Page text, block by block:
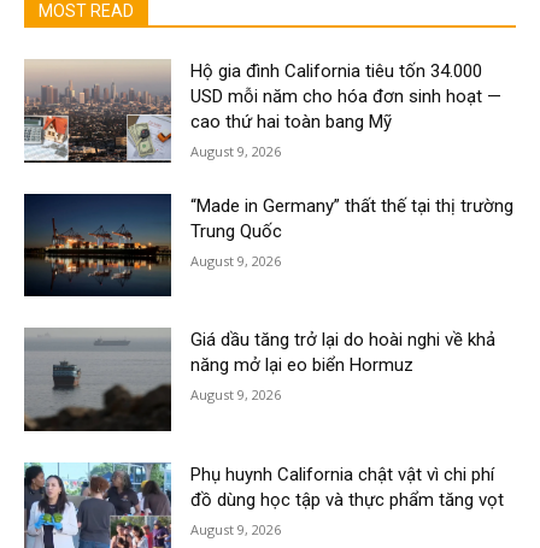
MOST READ
Hộ gia đình California tiêu tốn 34.000
USD mỗi năm cho hóa đơn sinh hoạt —
cao thứ hai toàn bang Mỹ
August 9, 2026
“Made in Germany” thất thế tại thị trường
Trung Quốc
August 9, 2026
Giá dầu tăng trở lại do hoài nghi về khả
năng mở lại eo biển Hormuz
August 9, 2026
Phụ huynh California chật vật vì chi phí
đồ dùng học tập và thực phẩm tăng vọt
August 9, 2026